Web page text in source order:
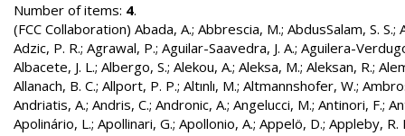
Number of items: 4.
(FCC Collaboration) Abada, A.; Abbrescia, M.; AbdusSalam, S. S.;
Adzic, P. R.; Agrawal, P.; Aguilar-Saavedra, J. A.; Aguilera-
Albacete, J. L.; Albergo, S.; Alekou, A.; Aleksa, M.; Aleksan, R.;
Allanach, B. C.; Allport, P. P.; Altınlı, M.; Altmannshofer, W.;
Andriatis, A.; Andris, C.; Andronic, A.; Angelucci, M.; Antinori, F.;
Apolinário, L.; Apollinari, G.; Apollonio, A.; Appelö, D.; Appleby, R.